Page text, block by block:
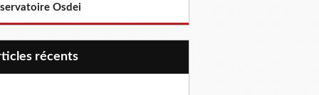
Osdei
récents